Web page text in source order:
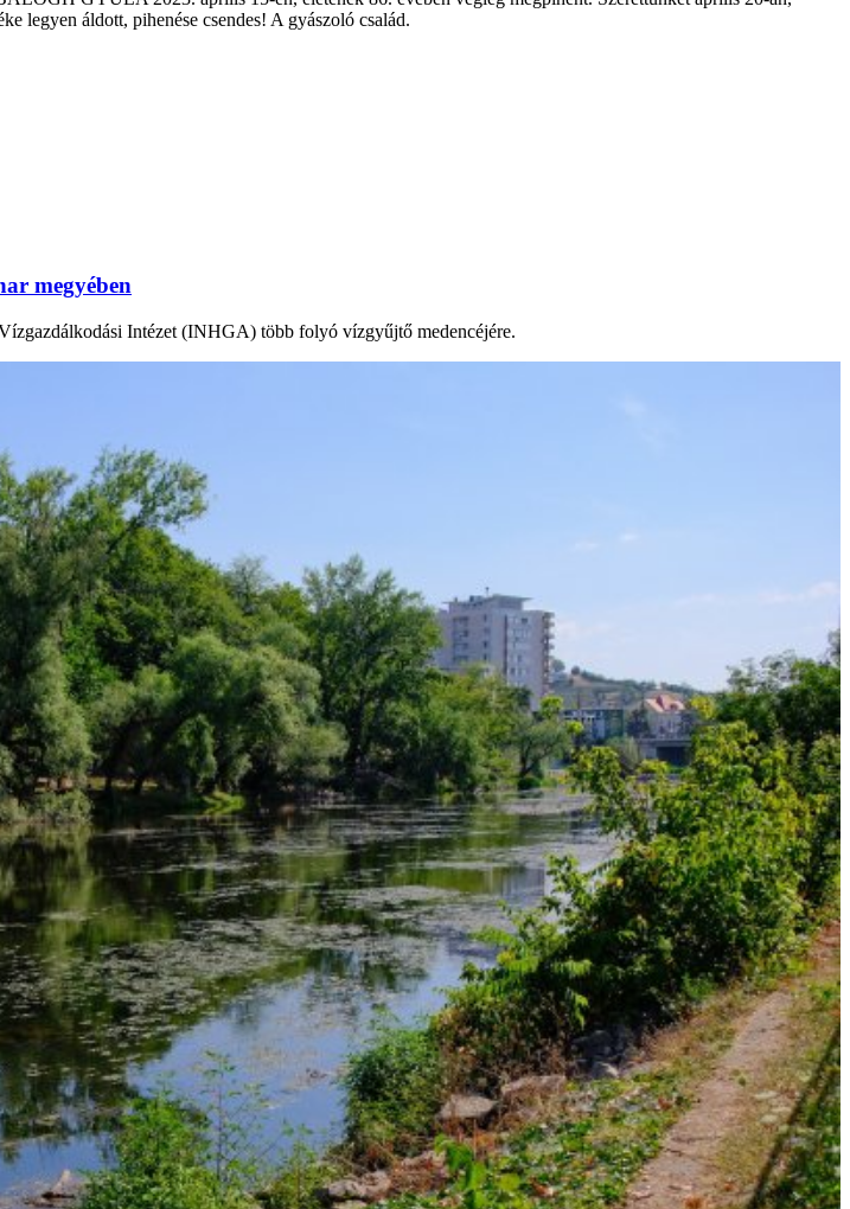
legyen áldott, pihenése csendes! A gyászoló család.
megyében
Intézet (INHGA) több folyó vízgyűjtő medencéjére.